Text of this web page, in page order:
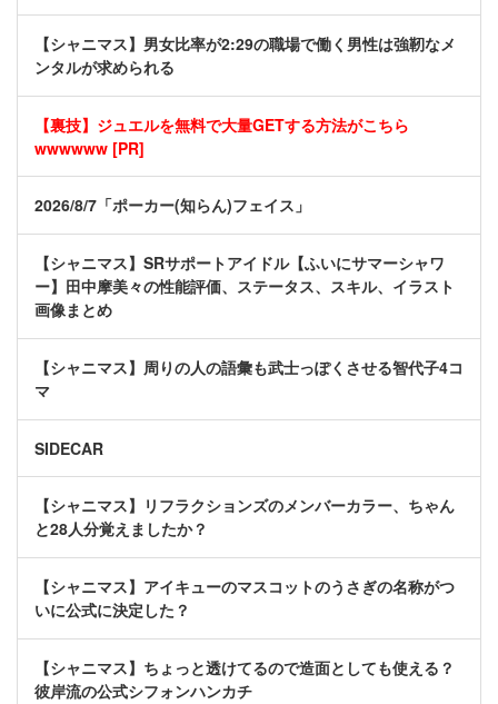
【シャニマス】男女比率が2:29の職場で働く男性は強靭なメ
ンタルが求められる
【裏技】ジュエルを無料で大量GETする方法がこちら
wwwwww [PR]
2026/8/7「ポーカー(知らん)フェイス」
【シャニマス】SRサポートアイドル【ふいにサマーシャワ
ー】田中摩美々の性能評価、ステータス、スキル、イラスト
画像まとめ
【シャニマス】周りの人の語彙も武士っぽくさせる智代子4コ
マ
SIDECAR
【シャニマス】リフラクションズのメンバーカラー、ちゃん
と28人分覚えましたか？
【シャニマス】アイキューのマスコットのうさぎの名称がつ
いに公式に決定した？
【シャニマス】ちょっと透けてるので造面としても使える？
彼岸流の公式シフォンハンカチ